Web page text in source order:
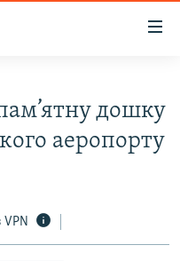
дошку
аеропорту
VPN